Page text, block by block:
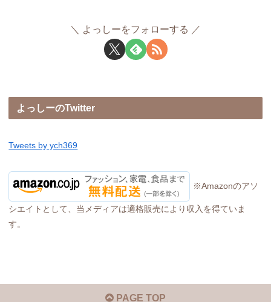
よっしーをフォローする
よっしーのTwitter
Tweets by ych369
※Amazonのアソ
シエイトとして、当メディアは適格販売により収入を得ていま
す。
PAGE TOP